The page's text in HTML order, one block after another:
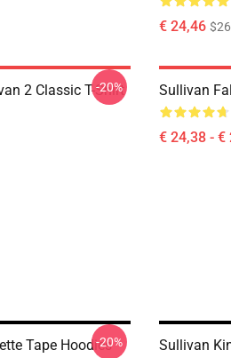
€ 24,46
2 Classic T-Shirt
-20% Sullivan
€ 24,38 - €
Tape Hoodies
-20%
Sullivan